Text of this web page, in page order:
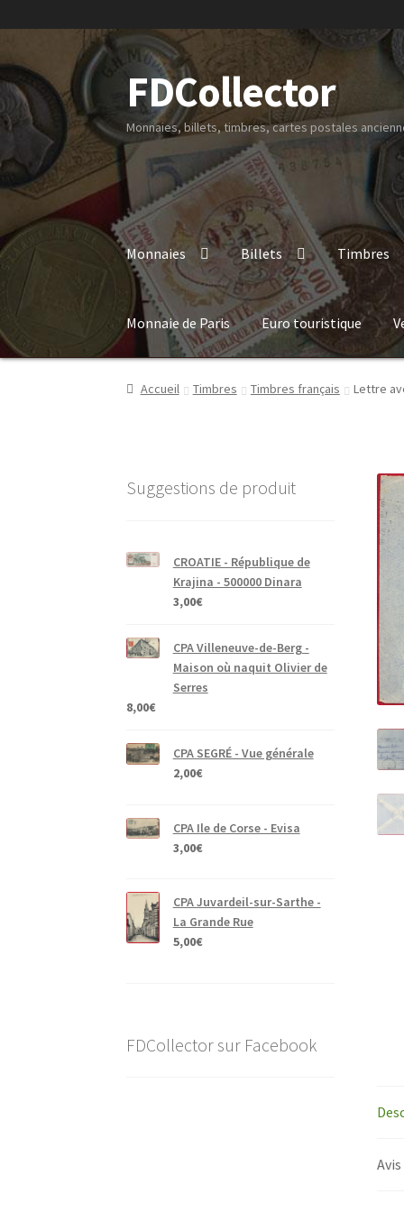
FDCollector
Monnaies, billets, timbres, cartes postales
Monnaies Billets Timbres
Monnaie de Paris Euro touristique
Accueil Timbres Timbres français Lettre
Suggestions de produit
CROATIE - République de
Krajina - 500000 Dinara
3,00€
CPA Villeneuve-de-Berg -
Maison où naquit Olivier de
Serres
8,00€
CPA SEGRÉ - Vue générale
2,00€
CPA Ile de Corse - Evisa
3,00€
CPA Juvardeil-sur-Sarthe -
La Grande Rue
5,00€
FDCollector sur Facebook